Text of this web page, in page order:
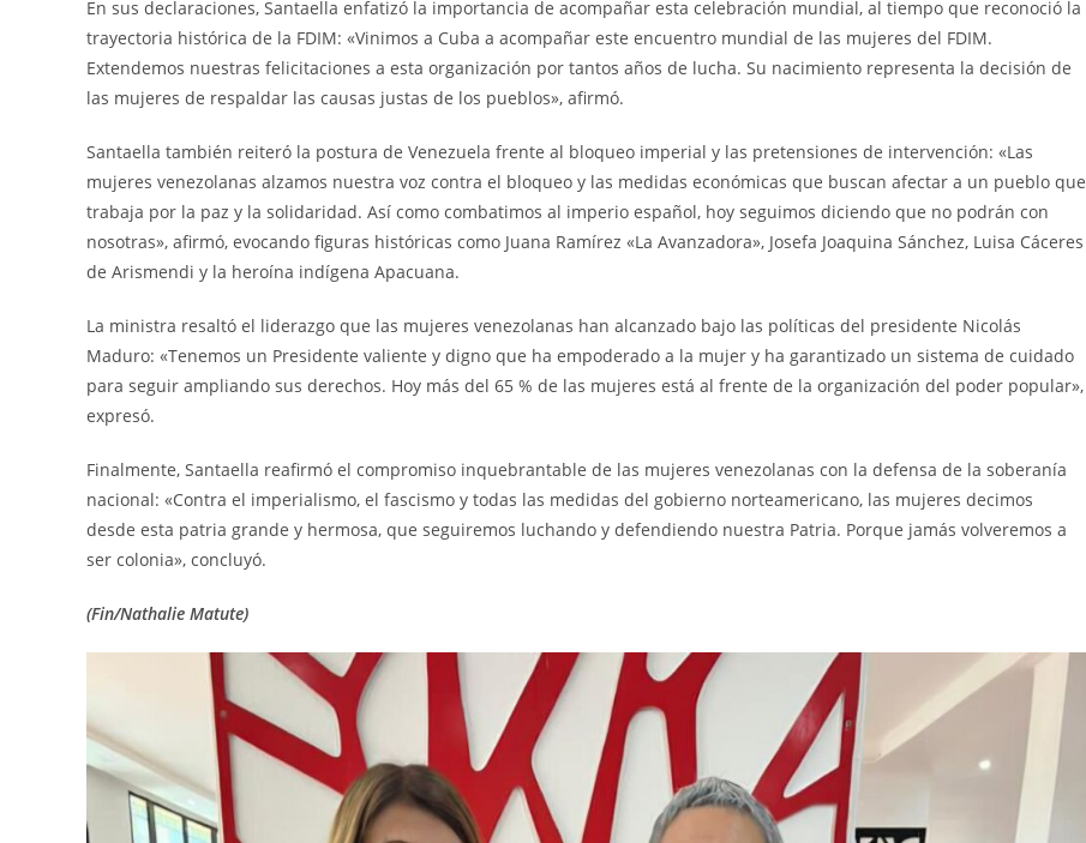
En sus declaraciones, Santaella enfatizó la importancia de acompañar esta celebración mundial, al tiempo que reconoció la
trayectoria histórica de la FDIM: «Vinimos a Cuba a acompañar este encuentro mundial de las mujeres del FDIM.
Extendemos nuestras felicitaciones a esta organización por tantos años de lucha. Su nacimiento representa la decisión de
las mujeres de respaldar las causas justas de los pueblos», afirmó.
Santaella también reiteró la postura de Venezuela frente al bloqueo imperial y las pretensiones de intervención: «Las
mujeres venezolanas alzamos nuestra voz contra el bloqueo y las medidas económicas que buscan afectar a un pueblo que
trabaja por la paz y la solidaridad. Así como combatimos al imperio español, hoy seguimos diciendo que no podrán con
nosotras», afirmó, evocando figuras históricas como Juana Ramírez «La Avanzadora», Josefa Joaquina Sánchez, Luisa Cáceres
de Arismendi y la heroína indígena Apacuana.
La ministra resaltó el liderazgo que las mujeres venezolanas han alcanzado bajo las políticas del presidente Nicolás
Maduro: «Tenemos un Presidente valiente y digno que ha empoderado a la mujer y ha garantizado un sistema de cuidado
para seguir ampliando sus derechos. Hoy más del 65 % de las mujeres está al frente de la organización del poder popular»,
expresó.
Finalmente, Santaella reafirmó el compromiso inquebrantable de las mujeres venezolanas con la defensa de la soberanía
nacional: «Contra el imperialismo, el fascismo y todas las medidas del gobierno norteamericano, las mujeres decimos
desde esta patria grande y hermosa, que seguiremos luchando y defendiendo nuestra Patria. Porque jamás volveremos a
ser colonia», concluyó.
(Fin/Nathalie Matute)